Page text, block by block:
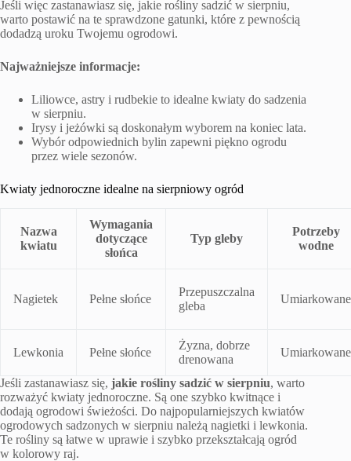
Jeśli więc zastanawiasz się, jakie rośliny sadzić w sierpniu,
warto postawić na te sprawdzone gatunki, które z pewnością
dodadzą uroku Twojemu ogrodowi.
Najważniejsze informacje:
Liliowce, astry i rudbekie to idealne kwiaty do sadzenia
w sierpniu.
Irysy i jeżówki są doskonałym wyborem na koniec lata.
Wybór odpowiednich bylin zapewni piękno ogrodu
przez wiele sezonów.
Kwiaty jednoroczne idealne na sierpniowy ogród
Nazwa
kwiatu
Wymagania
dotyczące
słońca
Typ gleby
Potrzeby
wodne
Nagietek Pełne słońce
Przepuszczalna
gleba
Umiarkowane
Lewkonia Pełne słońce
Żyzna, dobrze
drenowana
Umiarkowane
Jeśli zastanawiasz się, jakie rośliny sadzić w sierpniu, warto
rozważyć kwiaty jednoroczne. Są one szybko kwitnące i
dodają ogrodowi świeżości. Do najpopularniejszych kwiatów
ogrodowych sadzonych w sierpniu należą nagietki i lewkonia.
Te rośliny są łatwe w uprawie i szybko przekształcają ogród
w kolorowy raj.